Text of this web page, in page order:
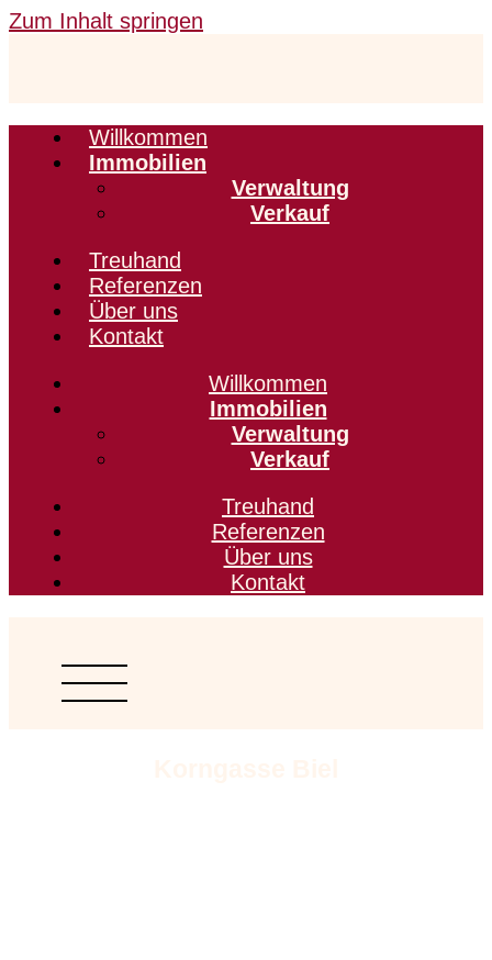
Zum Inhalt springen
Willkommen
Immobilien
Verwaltung
Verkauf
Treuhand
Referenzen
Über uns
Kontakt
Willkommen
Immobilien
Verwaltung
Verkauf
Treuhand
Referenzen
Über uns
Kontakt